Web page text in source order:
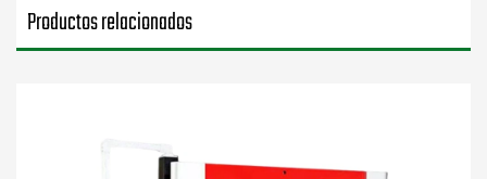
Productos relacionados